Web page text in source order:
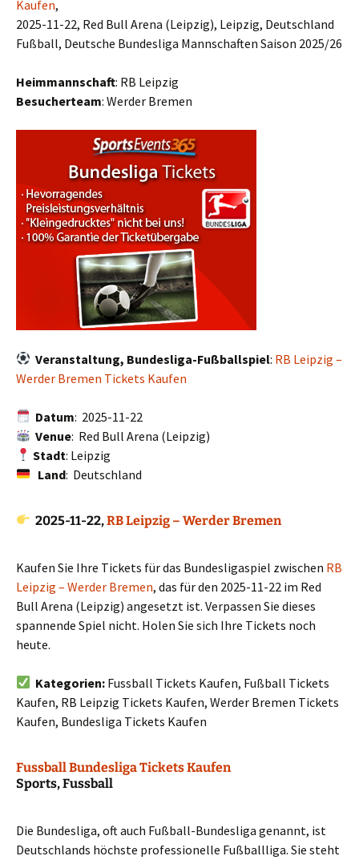
Kaufen,
2025-11-22, Red Bull Arena (Leipzig), Leipzig, Deutschland
Fußball, Deutsche Bundesliga Mannschaften Saison 2025/26
Heimmannschaft: RB Leipzig
Besucherteam: Werder Bremen
Veranstaltung, Bundesliga-Fußballspiel: RB Leipzig –
Werder Bremen Tickets Kaufen
Datum: 2025-11-22
Venue: Red Bull Arena (Leipzig)
Stadt: Leipzig
Land: Deutschland
2025-11-22,RB Leipzig – Werder Bremen
Kaufen Sie Ihre Tickets für das Bundesligaspiel zwischen RB
Leipzig – Werder Bremen, das für den 2025-11-22 im Red
Bull Arena (Leipzig) angesetzt ist. Verpassen Sie dieses
spannende Spiel nicht. Holen Sie sich Ihre Tickets noch
heute.
Kategorien: Fussball Tickets Kaufen, Fußball Tickets
Kaufen, RB Leipzig Tickets Kaufen, Werder Bremen Tickets
Kaufen, Bundesliga Tickets Kaufen
Fussball Bundesliga Tickets Kaufen
Sports, Fussball
Die Bundesliga, oft auch Fußball-Bundesliga genannt, ist
Deutschlands höchste professionelle Fußballliga. Sie steht